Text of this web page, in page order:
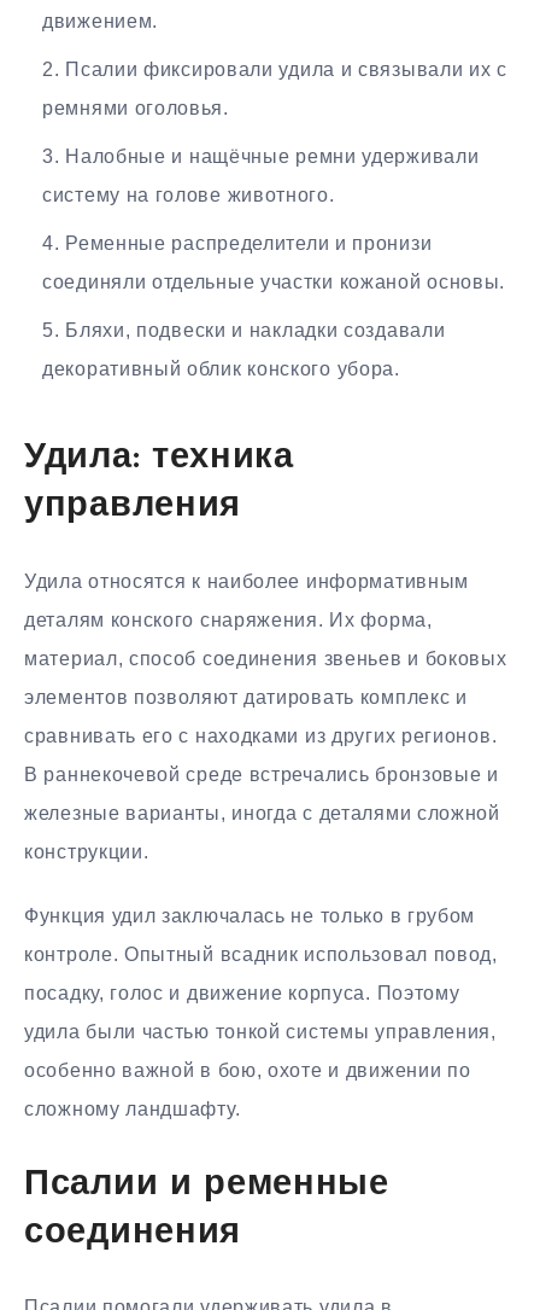
движением.
Псалии фиксировали удила и связывали их с
ремнями оголовья.
Налобные и нащёчные ремни удерживали
систему на голове животного.
Ременные распределители и пронизи
соединяли отдельные участки кожаной основы.
Бляхи, подвески и накладки создавали
декоративный облик конского убора.
Удила: техника
управления
Удила относятся к наиболее информативным
деталям конского снаряжения. Их форма,
материал, способ соединения звеньев и боковых
элементов позволяют датировать комплекс и
сравнивать его с находками из других регионов.
В раннекочевой среде встречались бронзовые и
железные варианты, иногда с деталями сложной
конструкции.
Функция удил заключалась не только в грубом
контроле. Опытный всадник использовал повод,
посадку, голос и движение корпуса. Поэтому
удила были частью тонкой системы управления,
особенно важной в бою, охоте и движении по
сложному ландшафту.
Псалии и ременные
соединения